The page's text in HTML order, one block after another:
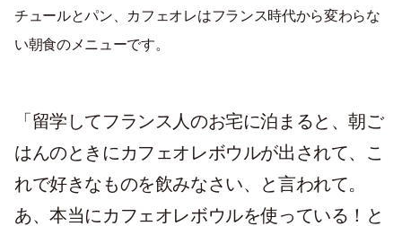
チュールとパン、カフェオレはフランス時代から変わらな
い朝食のメニューです。
「留学してフランス人のお宅に泊まると、朝ご
はんのときにカフェオレボウルが出されて、こ
れで好きなものを飲みなさい、と言われて。
あ、本当にカフェオレボウルを使っている！と